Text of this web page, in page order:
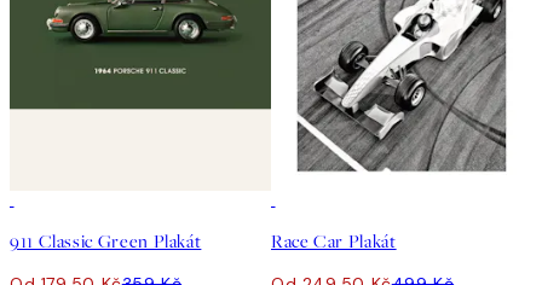
911 Classic Green Plakát Race Car Plakát